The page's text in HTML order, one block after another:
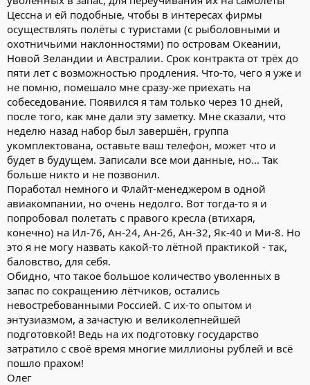
Цессна и ей подобные, чтобы в интересах фирмы
осуществлять полёты с туристами (с рыболовными и
охотничьими наклонностями) по островам Океании,
Новой Зеландии и Австралии. Срок контракта от трёх до
пяти лет с возможностью продления. Что-то, чего я уже и
не помню, помешало мне сразу-же приехать на
собеседование. Появился я там только через 10 дней,
после того, как мне дали эту заметку. Мне сказали, что
неделю назад набор был завершён, группа
укомплектована, оставьте ваш телефон, может что и
будет в будущем. Записали все мои данные, но... Так
больше никто и не позвонил.
Поработал немного и Флайт-менеджером в одной
авиакомпании, но очень недолго. Вот тогда-то я и
попробовал полетать с правого кресла (втихаря,
конечно) на Ил-76, Ан-24, Ан-26, Ан-32, Як-40 и Ми-8. Но
это я не могу назвать какой-то лётной практикой - так,
баловство, для себя.
Обидно, что такое большое количество уволенных в
запас по сокращению лётчиков, остались
невостребованными Россией. С их-то опытом и
энтузиазмом, а зачастую и великолепнейшей
подготовкой! Ведь на их подготовку государство
затратило с своё время многие миллионы рублей и всё
пошло прахом!
Олег